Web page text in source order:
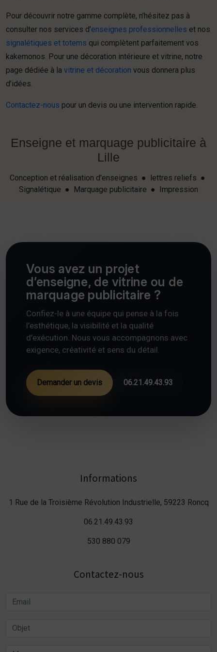
Pour découvrir notre gamme complète, n’hésitez pas à
consulter nos services d’enseignes professionnelles et nos
signalétiques et totems qui complètent parfaitement vos
kakemonos. Pour une décoration intérieure et vitrine, notre
page dédiée à la vitrine et décoration vous donnera plus
d’idées.
Contactez-nous pour un devis ou une intervention rapide.
Enseigne et marquage publicitaire à
Lille
Conception et réalisation d'enseignes ● lettres reliefs ●
Signalétique ● Marquage publicitaire ● Impression
Vous avez un projet
d’enseigne, de vitrine ou de
marquage publicitaire ?
Confiez-le à une équipe qui pense à la fois
l’esthétique, la visibilité et la qualité
d’exécution. Nous vous accompagnons avec
exigence, créativité et sens du détail.
Demander un devis 06.21.49.43.93
Informations
1 Rue de la Troisième Révolution Industrielle, 59223 Roncq
06.21.49.43.93
530 880 079
Contactez-nous